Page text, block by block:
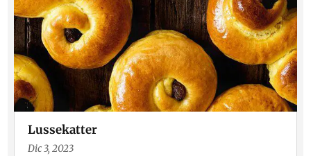
Lussekatter
Dic 3, 2023